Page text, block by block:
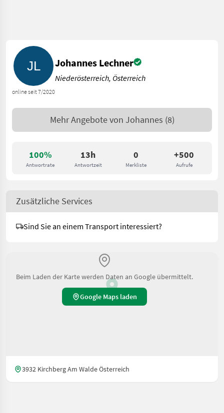
100%
Antwortrate
13h
Antwortzeit
0
Merkliste
+500
Aufrufe
online seit 7/2020
Johannes Lechner
Niederösterreich, Österreich
Mehr Angebote von Johannes (8)
Zusätzliche Services
Sind Sie an einem Transport interessiert?
Beim Laden der Karte werden Daten an Google übermittelt.
Google Maps laden
3932 Kirchberg Am Walde Österreich